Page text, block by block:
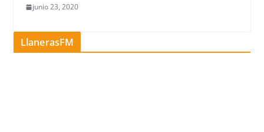
junio 23, 2020
LlanerasFM